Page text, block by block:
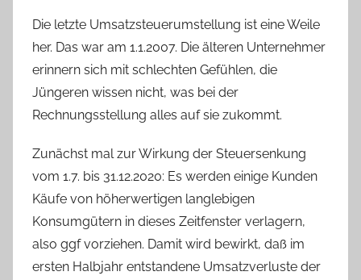
Die letzte Umsatzsteuerumstellung ist eine Weile
her. Das war am 1.1.2007. Die älteren Unternehmer
erinnern sich mit schlechten Gefühlen, die
Jüngeren wissen nicht, was bei der
Rechnungsstellung alles auf sie zukommt.
Zunächst mal zur Wirkung der Steuersenkung
vom 1.7. bis 31.12.2020: Es werden einige Kunden
Käufe von höherwertigen langlebigen
Konsumgütern in dieses Zeitfenster verlagern,
also ggf vorziehen. Damit wird bewirkt, daß im
ersten Halbjahr entstandene Umsatzverluste der